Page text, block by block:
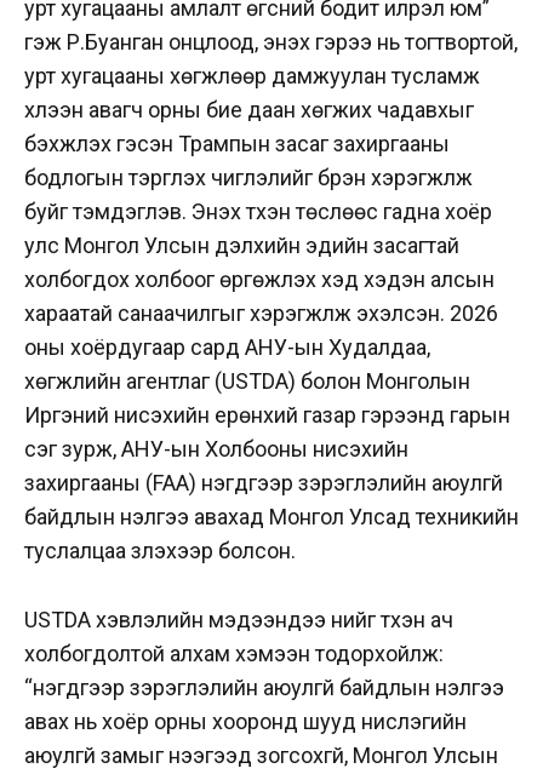
урт хугацааны амлалт өгсний бодит илрэл юм”
гэж Р.Буанган онцлоод, энэхүү гэрээ нь тогтвортой,
урт хугацааны хөгжлөөр дамжуулан тусламж
хүлээн авагч орны бие даан хөгжих чадавхыг
бэхжүүлэх гэсэн Трампын засаг захиргааны
бодлогын тэргүүлэх чиглэлийг бүрэн хэрэгжүүлж
буйг тэмдэглэв. Энэхүү түүхэн төслөөс гадна хоёр
улс Монгол Улсын дэлхийн эдийн засагтай
холбогдох холбоог өргөжүүлэх хэд хэдэн алсын
хараатай санаачилгыг хэрэгжүүлж эхэлсэн. 2026
оны хоёрдугаар сард АНУ-ын Худалдаа,
хөгжлийн агентлаг (USTDA) болон Монголын
Иргэний нисэхийн ерөнхий газар гэрээнд гарын
үсэг зурж, АНУ-ын Холбооны нисэхийн
захиргааны (FAA) нэгдүгээр зэрэглэлийн аюулгүй
байдлын үнэлгээ авахад Монгол Улсад техникийн
туслалцаа үзүүлэхээр болсон.
USTDA хэвлэлийн мэдээндээ үүнийг түүхэн ач
холбогдолтой алхам хэмээн тодорхойлж:
“нэгдүгээр зэрэглэлийн аюулгүй байдлын үнэлгээ
авах нь хоёр орны хооронд шууд нислэгийн
аюулгүй замыг нээгээд зогсохгүй, Монгол Улсын